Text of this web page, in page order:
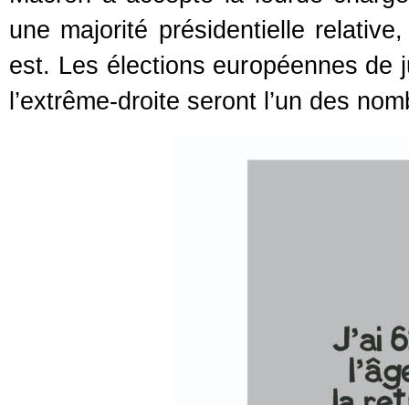
une majorité présidentielle
est. Les élections européennes de
l’extrême-droite seront l’un des